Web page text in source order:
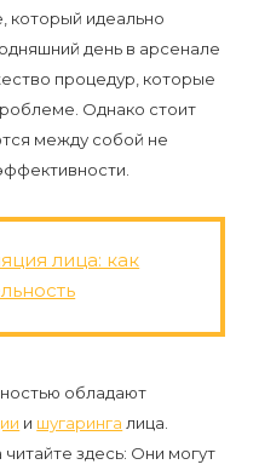
который идеально
день в арсенале
процедур, которые
Однако стоит
между собой не
лица: как
обладают
и шугаринга лица.
здесь: Они могут